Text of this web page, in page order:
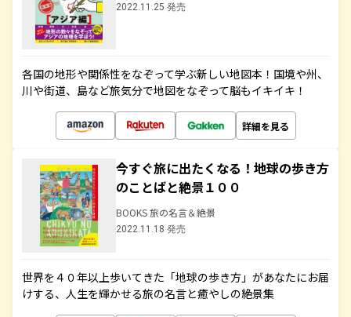
2022.11.25 発売
各国の地形や関係性をなぞって学ぶ新しい地図本！国境や州、
川や街道、島など旅気分で地図をなぞって脳もイキイキ！
詳細を見る
今すぐ旅に出たくなる！地球の歩き方
のことばと絶景１００
BOOKS 旅の名言＆絶景
2022.11.18 発売
世界を４０年以上歩いてきた「地球の歩き方」があなたにお届
けする、人生を輝かせる旅の名言と癒やしの絶景集